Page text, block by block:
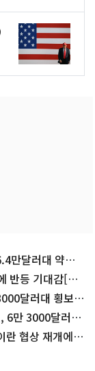
달러대 약보합
반등 기대감[코
달러대 횡보
6만 3000달러대
협상 재개에